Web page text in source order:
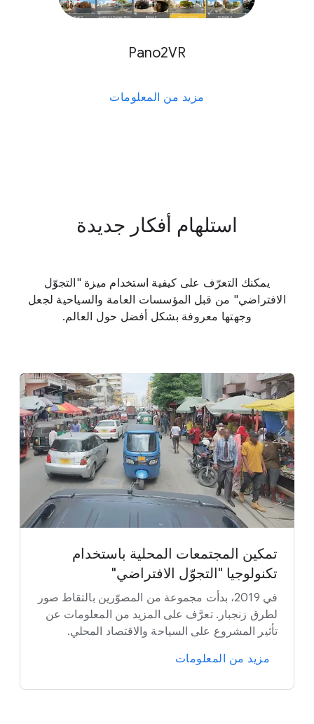
Pano2VR
مزيد من المعلومات
استلهام أفكار جديدة
يمكنك التعرّف على كيفية استخدام ميزة "التجوّل
الافتراضي" من قبل المؤسسات العامة والسياحية لجعل
وجهتها معروفة بشكل أفضل حول العالم.
تمكين المجتمعات المحلية باستخدام
تكنولوجيا "التجوّل الافتراضي"
في 2019، بدأت مجموعة من المصوّرين بالتقاط صور
لطرق زنجبار. تعرَّف على المزيد من المعلومات عن
تأثير المشروع على السياحة والاقتصاد المحلي.
مزيد من المعلومات